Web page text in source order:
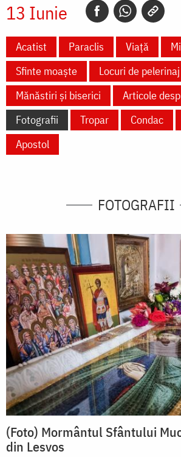
13 Iunie
Acatist Paraclis Viață
Sfinte moaște
Locuri de pelerinaj
Mănăstiri și biserici
Articole
Fotografii
Tropar Condac
Apostol
FOTOGRAFII
(Foto) Mormântul Sfântului
din Lesvos